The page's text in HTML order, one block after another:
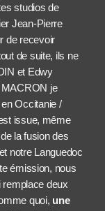
studios de
Jean-Pierre
de recevoir
de suite, ils ne
et Edwy
je
Occitanie /
issue, même
la fusion des
notre Languedoc
émission, nous
remplace deux
quoi, une